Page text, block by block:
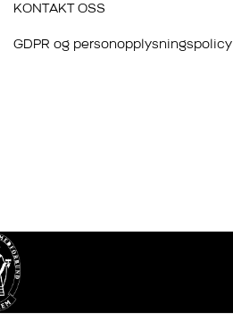
KONTAKT OSS
GDPR og personopplysningspolicy